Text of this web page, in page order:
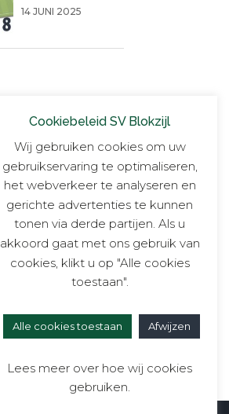
14 JUNI 2025
Cookiebeleid SV Blokzijl
Wij gebruiken cookies om uw
gebruikservaring te optimaliseren,
het webverkeer te analyseren en
gerichte advertenties te kunnen
tonen via derde partijen. Als u
akkoord gaat met ons gebruik van
cookies, klikt u op "Alle cookies
toestaan".
Alle cookies toestaan Afwijzen
Lees meer over hoe wij cookies
gebruiken.